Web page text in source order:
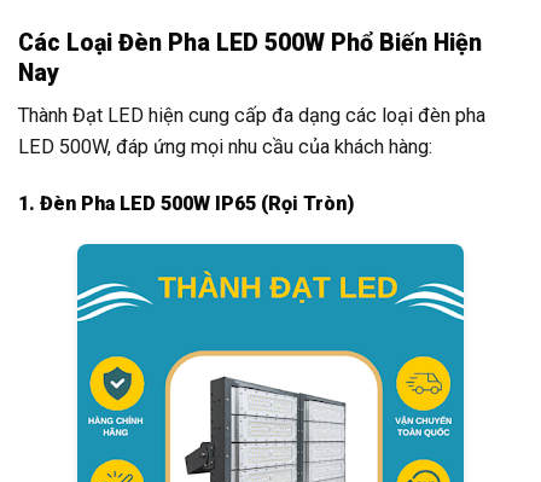
Các Loại Đèn Pha LED 500W Phổ Biến Hiện
Nay
Thành Đạt LED hiện cung cấp đa dạng các loại đèn pha
LED 500W, đáp ứng mọi nhu cầu của khách hàng:
1. Đèn Pha LED 500W IP65 (Rọi Tròn)